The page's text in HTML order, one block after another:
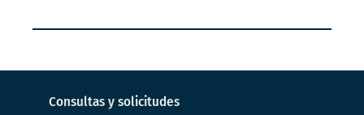
Consultas y solicitudes